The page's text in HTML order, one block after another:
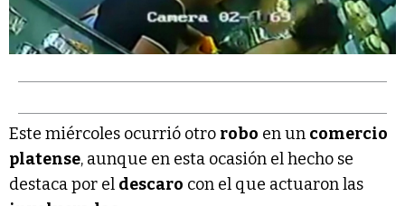
Este miércoles ocurrió otro robo en un comercio
platense, aunque en esta ocasión el hecho se
destaca por el descaro con el que actuaron las